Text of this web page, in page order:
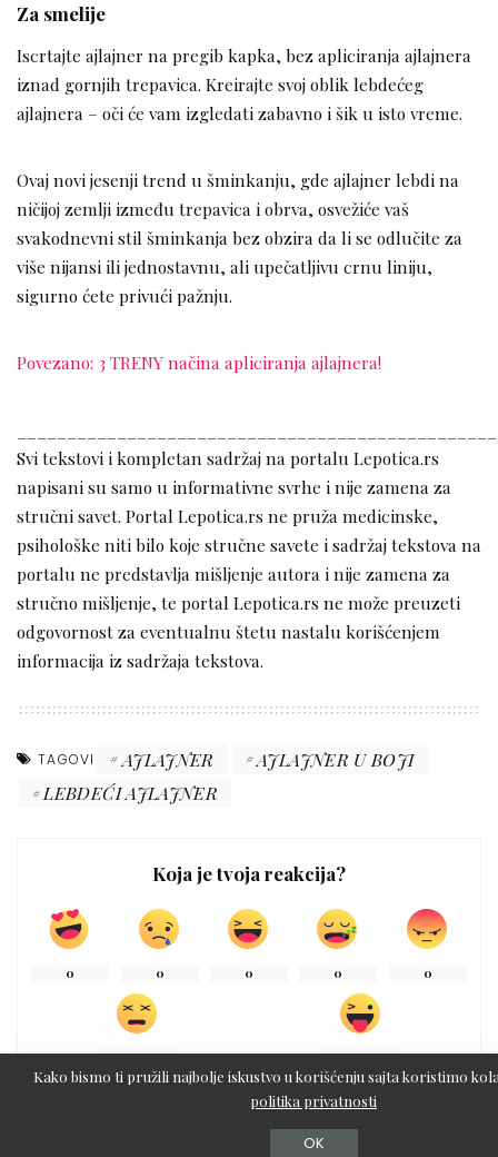
Za smelije
Iscrtajte ajlajner na pregib kapka, bez apliciranja ajlajnera
iznad gornjih trepavica. Kreirajte svoj oblik lebdećeg
ajlajnera – oči će vam izgledati zabavno i šik u isto vreme.
Ovaj novi jesenji trend u šminkanju, gde ajlajner lebdi na
ničijoj zemlji između trepavica i obrva, osvežiće vaš
svakodnevni stil šminkanja bez obzira da li se odlučite za
više nijansi ili jednostavnu, ali upečatljivu crnu liniju,
sigurno ćete privući pažnju.
Povezano: 3 TRENY načina apliciranja ajlajnera!
Svi tekstovi i kompletan sadržaj na portalu Lepotica.rs
napisani su samo u informativne svrhe i nije zamena za
stručni savet. Portal Lepotica.rs ne pruža medicinske,
psihološke niti bilo koje stručne savete i sadržaj tekstova na
portalu ne predstavlja mišljenje autora i nije zamena za
stručno mišljenje, te portal Lepotica.rs ne može preuzeti
odgovornost za eventualnu štetu nastalu korišćenjem
informacija iz sadržaja tekstova.
TAGOVI AJLAJNER
AJLAJNER U BOJI
LEBDEĆI AJLAJNER
Koja je tvoja reakcija?
0 0 0 0 0
0 0
Kako bismo ti pružili najbolje iskustvo u korišćenju sajta koristimo
politika privatnosti
OK